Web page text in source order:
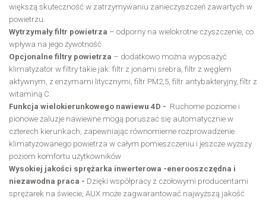
większą skuteczność w zatrzymywaniu zanieczyszczeń zawartych w
powietrzu.
Wytrzymały filtr powietrza – odporny na wielokrotne czyszczenie, co
wpływa na jego żywotność.
Opcjonalne filtry powietrza – dodatkowo można wyposażyć
klimatyzator w filtry takie jak: filtr z jonami srebra, filtr z węglem
aktywnym, z enzymami litycznymi, filtr PM2,5, filtr antybakteryjny, filtr z
witaminą C.
Funkcja wielokierunkowego nawiewu 4D - Ruchome poziome i
pionowe żaluzje nawiewne mogą poruszać się automatycznie w
czterech kierunkach, zapewniając równomierne rozprowadzenie
klimatyzowanego powietrza w całym pomieszczeniu i jeszcze wyższy
poziom komfortu użytkowników
Wysokiej jakości sprężarka inwerterowa -enerooszczędna i
niezawodna praca - Dzięki współpracy z czołowymi producentami
sprężarek na świecie, AUX może zagwarantować najwyższą jakość